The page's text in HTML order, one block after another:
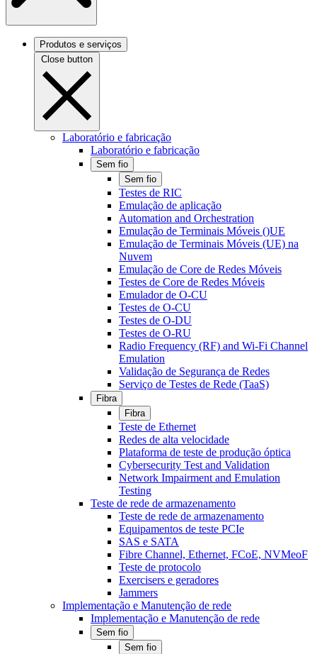
Produtos e serviços
Close button
Laboratório e fabricação
Laboratório e fabricação
Sem fio
Sem fio
Testes de RIC
Emulação de aplicação
Automation and Orchestration
Emulação de Terminais Móveis ()UE
Emulação de Terminais Móveis (UE) na
Nuvem
Emulação de Core de Redes Móveis
Testes de Core de Redes Móveis
Emulador de O-CU
Testes de O-CU
Testes de O-DU
Testes de O-RU
Radio Frequency (RF) and Wi-Fi Channel
Emulation
Validação de Segurança de Redes
Serviço de Testes de Rede (TaaS)
Fibra
Fibra
Teste de Ethernet
Redes de alta velocidade
Plataforma de teste de produção óptica
Cybersecurity Test and Validation
Network Impairment and Emulation
Testing
Teste de rede de armazenamento
Teste de rede de armazenamento
Equipamentos de teste PCIe
SAS e SATA
Fibre Channel, Ethernet, FCoE, NVMeoF
Teste de protocolo
Exercisers e geradores
Jammers
Implementação e Manutenção de rede
Implementação e Manutenção de rede
Sem fio
Sem fio